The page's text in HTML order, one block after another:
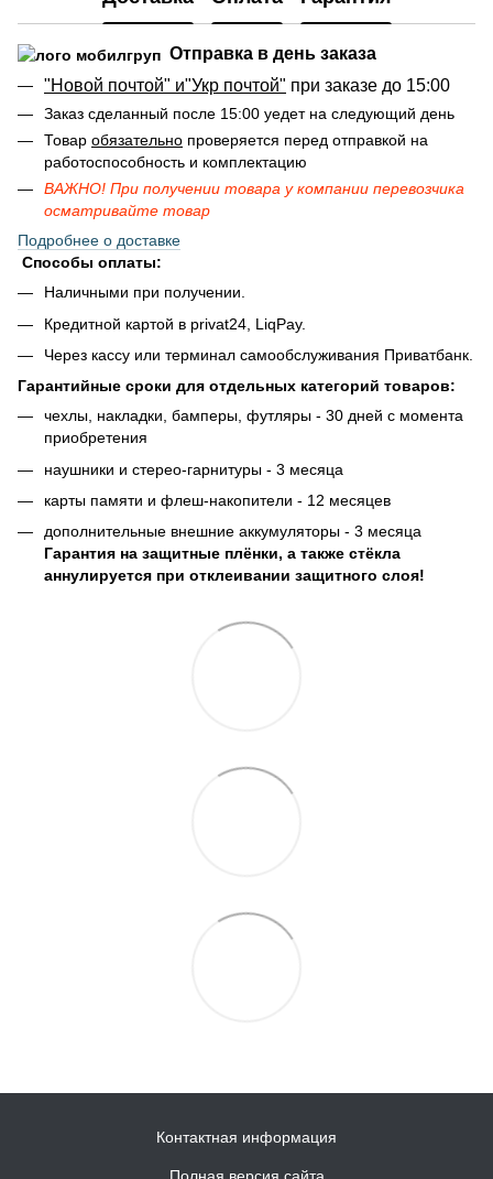
Отправка в день заказа
"Новой почтой" и"Укр почтой" при заказе до 15:00
Заказ сделанный после 15:00 уедет на следующий день
Товар обязательно проверяется перед отправкой на
работоспособность и комплектацию
ВАЖНО! При получении товара у компании перевозчика
осматривайте товар
Подробнее о доставке
Способы оплаты:
Наличными при получении.
Кредитной картой в privat24, LiqPay.
Через кассу или терминал самообслуживания Приватбанк.
Гарантийные сроки для отдельных категорий товаров:
чехлы, накладки, бамперы, футляры - 30 дней с момента
приобретения
наушники и стерео-гарнитуры - 3 месяца
карты памяти и флеш-накопители - 12 месяцев
дополнительные внешние аккумуляторы - 3 месяца
Гарантия на защитные плёнки, а также стёкла
аннулируется при отклеивании защитного слоя!
Контактная информация